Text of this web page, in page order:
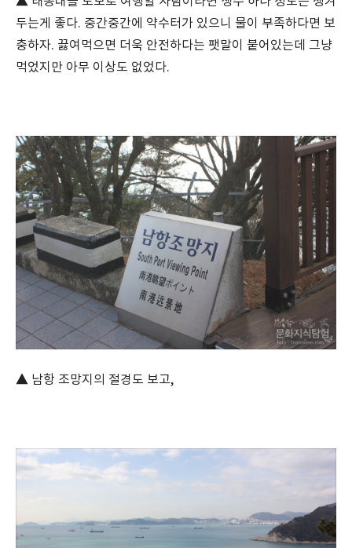
두는게 좋다. 중간중간에 약수터가 있으니 물이 부족하다면 보
충하자. 끓여먹으면 더욱 안전하다는 팻말이 붙어있는데 그냥
먹었지만 아무 이상도 없었다.
▲ 남항 조망지의 절경도 보고,